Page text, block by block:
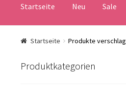
Startseite Neu Sale
Start AGB und
Mein Konto Produktinfos
Startseite Produkte
Produktkategorien